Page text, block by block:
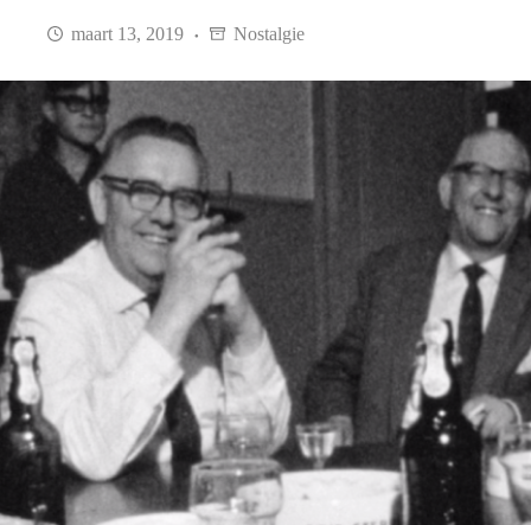
maart 13, 2019 Nostalgie